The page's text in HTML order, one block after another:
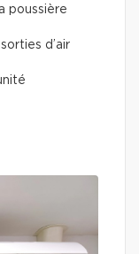
poussière
d’air